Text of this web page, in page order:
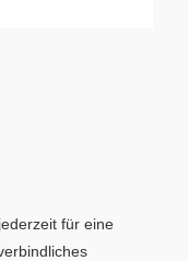
für eine